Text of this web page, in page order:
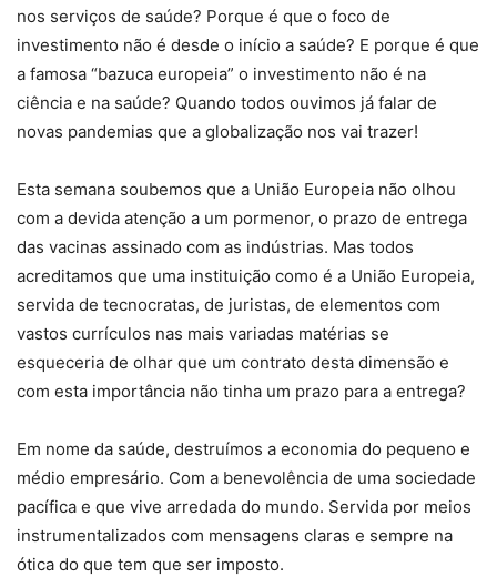
nos serviços de saúde? Porque é que o foco de
investimento não é desde o início a saúde? E porque é que
a famosa “bazuca europeia” o investimento não é na
ciência e na saúde? Quando todos ouvimos já falar de
novas pandemias que a globalização nos vai trazer!
Esta semana soubemos que a União Europeia não olhou
com a devida atenção a um pormenor, o prazo de entrega
das vacinas assinado com as indústrias. Mas todos
acreditamos que uma instituição como é a União Europeia,
servida de tecnocratas, de juristas, de elementos com
vastos currículos nas mais variadas matérias se
esqueceria de olhar que um contrato desta dimensão e
com esta importância não tinha um prazo para a entrega?
Em nome da saúde, destruímos a economia do pequeno e
médio empresário. Com a benevolência de uma sociedade
pacífica e que vive arredada do mundo. Servida por meios
instrumentalizados com mensagens claras e sempre na
ótica do que tem que ser imposto.